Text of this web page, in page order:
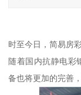
时至今日，简易房
随着国内抗静电彩
备也将更加的完善